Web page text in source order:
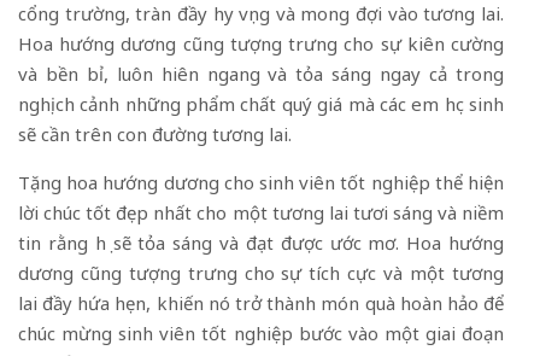
cổng trường, tràn đầy hy vọng và mong đợi vào tương lai.
Hoa hướng dương cũng tượng trưng cho sự kiên cường
và bền bỉ, luôn hiên ngang và tỏa sáng ngay cả trong
nghịch cảnh những phẩm chất quý giá mà các em học sinh
sẽ cần trên con đường tương lai.
Tặng hoa hướng dương cho sinh viên tốt nghiệp thể hiện
lời chúc tốt đẹp nhất cho một tương lai tươi sáng và niềm
tin rằng họ sẽ tỏa sáng và đạt được ước mơ. Hoa hướng
dương cũng tượng trưng cho sự tích cực và một tương
lai đầy hứa hẹn, khiến nó trở thành món quà hoàn hảo để
chúc mừng sinh viên tốt nghiệp bước vào một giai đoạn